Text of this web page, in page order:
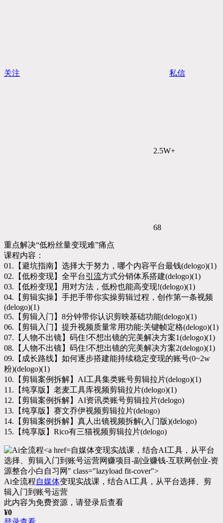
关注 私信
2.5W+
68
重点解决“低粉丝量变现难”痛点
课程内容：
01.【避坑指南】选择大于努力，哪个内容平台最钱(delogo)(1)
02.【低粉变现】全平台引流方式分销体系搭建(delogo)(1)
03.【低粉变现】用对方法，低粉也能高变现!(delogo)(1)
04.【剪辑实操】手把手带你实操剪辑过程，创作第一条视频
(delogo)(1)
05.【剪辑入门】8分钟带你认识剪映基础功能(delogo)(1)
06.【剪辑入门】提升视频质量常用功能:关键帧定格(delogo)(1)
07.【人物不出镜】码住!不想出镜的完美解决方案1(delogo)(1)
08.【人物不出镜】码住!不想出镜的完美解决方案2(delogo)(1)
09.【成长路线】如何逐步搭建能持续稳定变现的账号(0~2w
粉)(delogo)(1)
10.【剪辑案例拆解】AI工具集类账号剪辑拉片(delogo)(1)
11.【纯享版】老麦工具库视频剪辑拉片(delogo)(1)
12.【剪辑案例拆解】AI资讯类账号剪辑拉片(delogo)
13.【纯享版】赛文乔伊视频剪辑拉片(delogo)
14.【剪辑案例拆解】真人出镜视频拆解(入门版)(delogo)
15.【纯享版】Rico有三猫视频剪辑拉片(delogo)
自媒体变现实战课，结合AI工具，从平台
选择、剪辑入门到账号运营网赚项目-副业赚钱-互联网创业-资
源整合小白自习网" class="lazyload fit-cover">
Ai全流程自媒体变现实战课，结合AI工具，从平台选择、剪
辑入门到账号运营
此内容为免费资源，请登录后查看
¥0